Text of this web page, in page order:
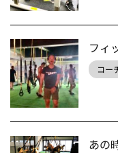
フィ
コー
あの